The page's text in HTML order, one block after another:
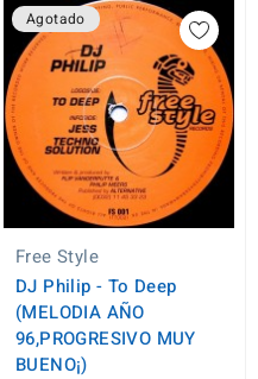
Agotado
Free Style
DJ Philip - To Deep
(MELODIA AÑO
96,PROGRESIVO MUY
BUENO¡)